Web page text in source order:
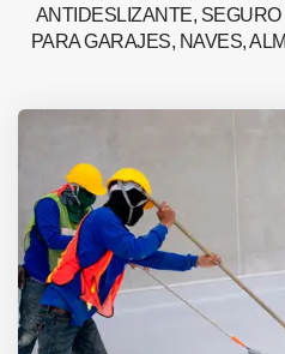
ANTIDESLIZANTE,
PARA GARAJES, NAVES,